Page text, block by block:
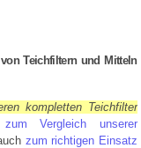
Teichfiltern und Mitteln
kompletten Teichfilter
zum Vergleich unserer
zum richtigen Einsatz